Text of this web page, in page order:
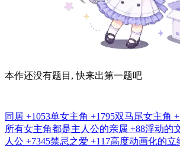
本作还没有题目, 快来出第一题吧
同居 +1053单女主角 +1795双马尾女主角
所有女主角都是主人公的亲属 +88浮动的
人公 +7345禁忌之爱 +117高度动画化的立